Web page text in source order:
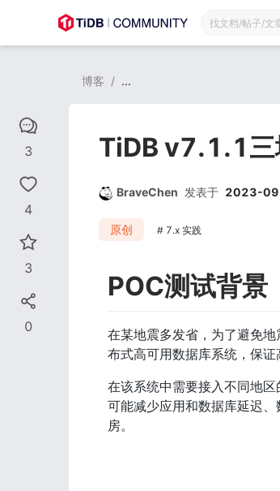
3
4
3
0
博客 / ...
TiDB v7.1.1三
BraveChen 发表于 2023-
原创 7.x 实践
POC测试背景
在某地震多发省，为了避免
布式高可用数据库系统，保证
在该系统中需要接入不同地
可能减少应用和数据库延迟
房。